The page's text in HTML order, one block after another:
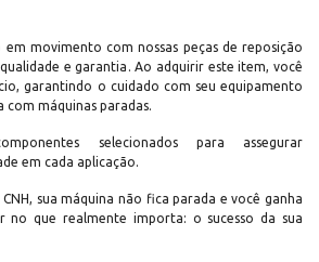
movimento com nossas peças de reposição
e garantia. Ao adquirir este item, você
garantindo o cuidado com seu equipamento
com máquinas paradas.
selecionados para assegurar
em cada aplicação.
sua máquina não fica parada e você ganha
no que realmente importa: o sucesso da sua